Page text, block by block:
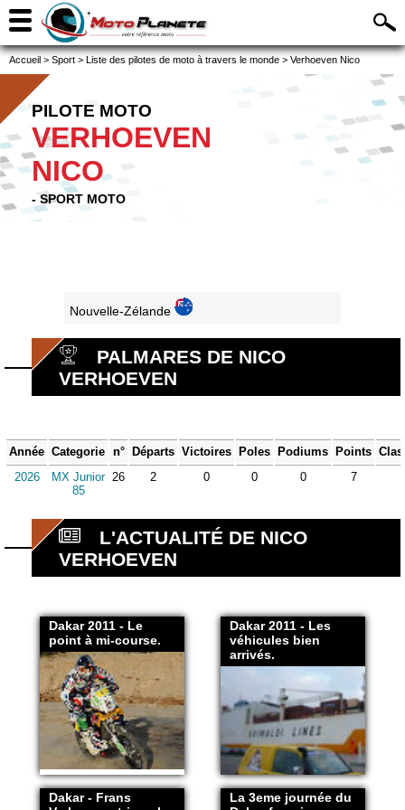
Accueil > Sport > Liste des pilotes de moto à travers le monde > Verhoeven Nico
PILOTE MOTO
VERHOEVEN
NICO
- SPORT MOTO
Nouvelle-Zélande
PALMARES DE NICO
VERHOEVEN
Année Categorie n° Départs Victoires Poles Podiums Points
2026
MX Junior
85
26 2 0 0 0 7
L'ACTUALITÉ DE NICO
VERHOEVEN
Dakar 2011 - Le
point à mi-course.
Dakar 2011 - Les
véhicules bien
arrivés.
Dakar - Frans
La 3eme journée du